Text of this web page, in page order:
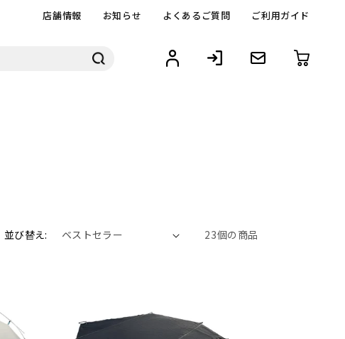
店舗情報 お知らせ よくあるご質問 ご利用ガイド
並び替え: 23個の商品